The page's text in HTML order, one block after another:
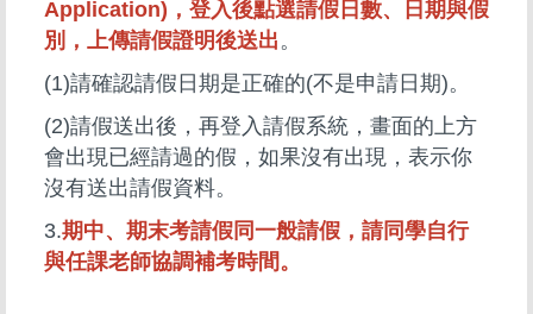
Application)，登入後點選請假日數、日期與假
別，上傳請假證明後送出 。
(1)請確認請假日期是正確的(不是申請日期)。
(2)請假送出後，再登入請假系統，畫面的上方
會出現已經請過的假，如果沒有出現，表示你
沒有送出請假資料。
3.期中、期末考請假同一般請假，請同學自行
與任課老師協調補考時間。